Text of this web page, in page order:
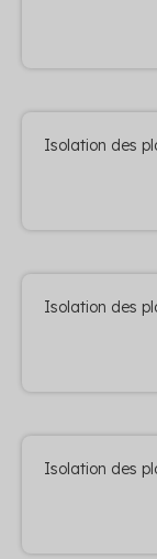
Isolation des
Isolation des
Isolation des